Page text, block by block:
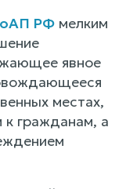
РФ мелким
явное
местах,
к гражданам, а